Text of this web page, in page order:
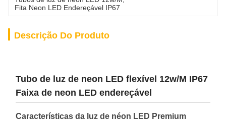
Fita Neon LED Endereçável IP67
Descrição Do Produto
Tubo de luz de neon LED flexível 12w/M IP67
Faixa de neon LED endereçável
Características da luz de néon LED Premium